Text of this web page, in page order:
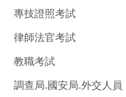
專技證照考試
律師法官考試
教職考試
調查局.國安局.外交人員